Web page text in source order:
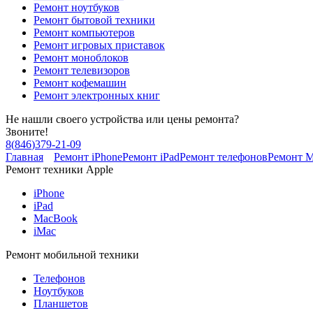
Ремонт ноутбуков
Ремонт бытовой техники
Ремонт компьютеров
Ремонт игровых приставок
Ремонт моноблоков
Ремонт телевизоров
Ремонт кофемашин
Ремонт электронных книг
Не нашли своего устройства или цены ремонта?
Звоните!
8(846)379-21-09
Главная
Ремонт iPhoneРемонт iPadРемонт телефоновРемонт
Ремонт техники Apple
iPhone
iPad
MacBook
iMac
Ремонт мобильной техники
Телефонов
Ноутбуков
Планшетов